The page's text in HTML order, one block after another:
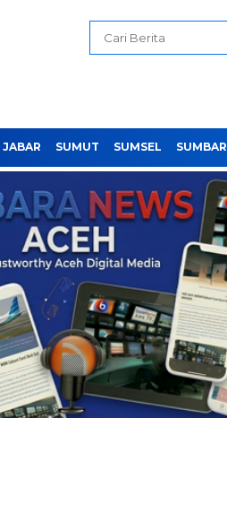
JABAR SUMUT SUMSEL SUMBAR